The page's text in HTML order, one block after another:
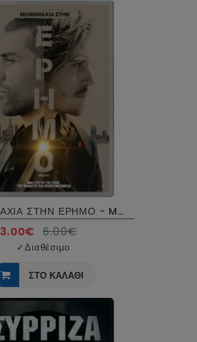
ΜΟΝΟΜΑΧΙΑ ΣΤΗΝ ΕΡΗΜΟ - MOJAVE DVD USED
3.00€ 6.00€
✓Διαθέσιμο
ΣΤΟ ΚΑΛΑΘΙ